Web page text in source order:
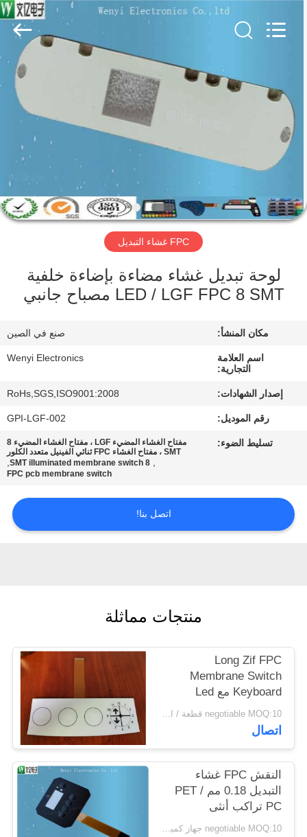
الرئيسية
منتجات
عنا
المعمل
مراقبة
الجودة
اقتباس
Technology
FPC غشاء التبديل
لوحة تبديل غشاء مضاءة بإضاءة خلفية
LED / LGF FPC 8 SMT مصباح جانبي
مكان المنشأ: صنع في الصين
اسم العلامة
التجارية:
Wenyi Electronics
إصدار الشهادات: RoHs,SGS,ISO9001:2008
رقم الموديل: GPI-LGF-002
تسليط الضوء:
مفتاح الغشاء المضيء LGF ، مفتاح الغشاء المضيء 8
SMT ، مفتاح الغشاء FPC ثنائي الفينيل متعدد الكلور
,
8 SMT illuminated membrane switch
,
FPC pcb membrane switch
اتصل بنا!
منتجات مماثلة
Long Zif FPC
Membrane Switch
Keyboard مع Led
1.0mm الملعب 3 مفاتيح
negotiable MOQ:10 قطعة / الوحدة
اتصال
النقش FPC غشاء
التبديل 0.18 مم PET /
PC تراكب أنثى
negotiable MOQ:10 جهاز كمبيوتر شخصى / الكثير